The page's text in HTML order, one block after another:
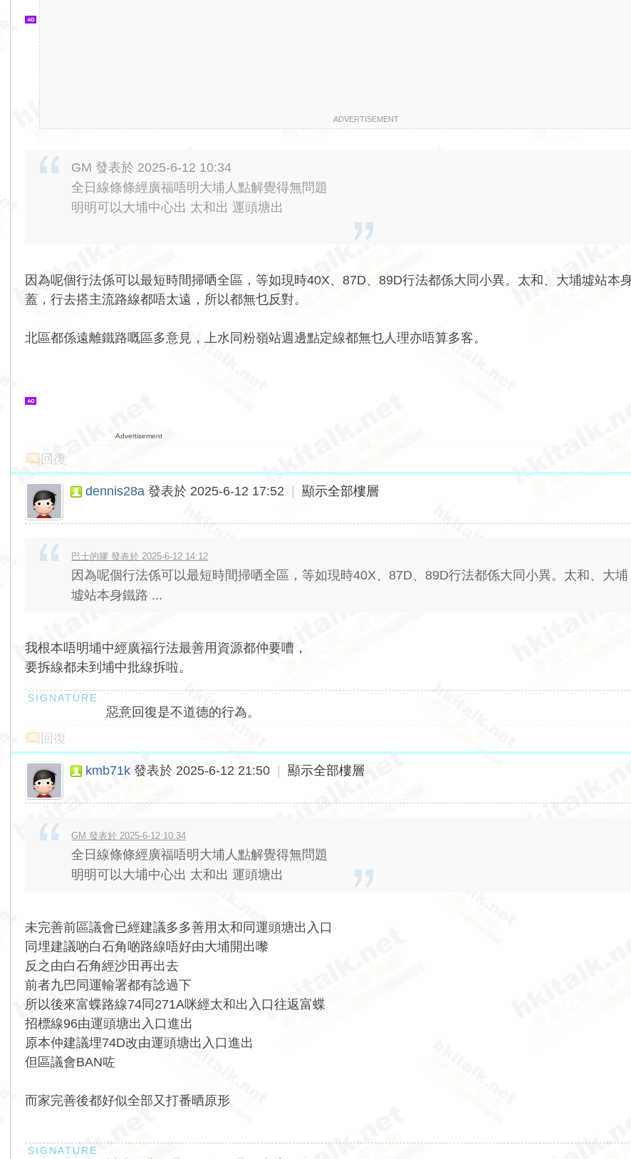
ADVERTISEMENT
GM 發表於 2025-6-12 10:34
全日線條條經廣福唔明大埔人點解覺得無問題
明明可以大埔中心出 太和出 運頭塘出
因為呢個行法係可以最短時間掃哂全區，等如現時40X、87D、89D行法都係大同小異。太和、大埔墟站本
蓋，行去搭主流路線都唔太遠，所以都無乜反對。
北區都係遠離鐵路嘅區多意見，上水同粉嶺站週邊點定線都無乜人理亦唔算多客。
Advertisement
回復
dennis28a 發表於 2025-6-12 17:52 顯示全部樓層
巴士的膠 發表於 2025-6-12 14:12
因為呢個行法係可以最短時間掃哂全區，等如現時40X、87D、89D行法都係大同小異。太和、大埔
墟站本身鐵路 ...
我根本唔明埔中經廣福行法最善用資源都仲要嘈，
要拆線都未到埔中批線拆啦。
惡意回復是不道德的行為。
回復
kmb71k 發表於 2025-6-12 21:50 顯示全部樓層
GM 發表於 2025-6-12 10:34
全日線條條經廣福唔明大埔人點解覺得無問題
明明可以大埔中心出 太和出 運頭塘出
未完善前區議會已經建議多多善用太和同運頭塘出入口
同埋建議啲白石角啲路線唔好由大埔開出嚟
反之由白石角經沙田再出去
前者九巴同運輸署都有諗過下
所以後來富蝶路線74同271A咪經太和出入口往返富蝶
招標線96由運頭塘出入口進出
原本仲建議埋74D改由運頭塘出入口進出
但區議會BAN咗
而家完善後都好似全部又打番晒原形